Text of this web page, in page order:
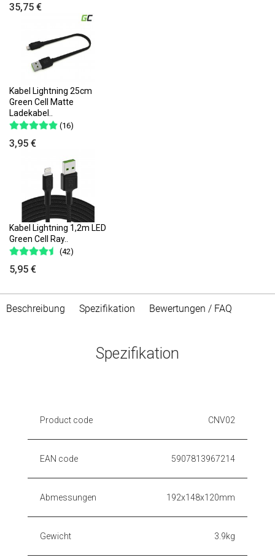
35,75 €
Kabel Lightning 25cm
Green Cell Matte
Ladekabel..
(16)
3,95 €
Kabel Lightning 1,2m LED
Green Cell Ray..
(42)
5,95 €
Beschreibung Spezifikation Bewertungen / FAQ
Spezifikation
Product code CNV02
EAN code 5907813967214
Abmessungen 192x148x120mm
Gewicht 3.9kg